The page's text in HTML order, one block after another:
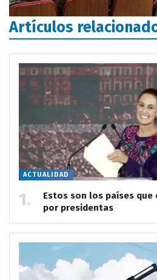
Artículos
ACTUALIDAD
Estos son los países
por presidentas